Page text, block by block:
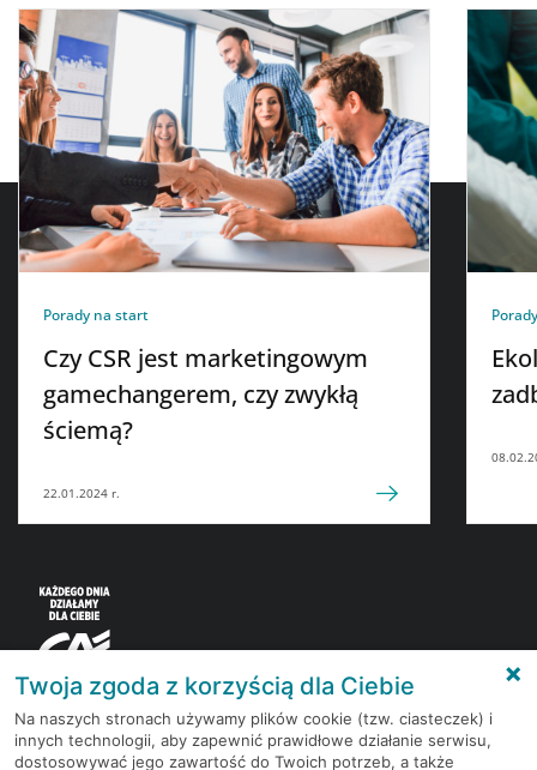
Porady na start
Czy CSR jest marketingowym
gamechangerem, czy zwykłą
ściemą?
22.01.2024 r.
Korzystaj z bezpłatnych materiałów, które
Twoja zgoda z korzyścią dla Ciebie
Na naszych stronach używamy plików cookie (tzw. ciasteczek) i
innych technologii, aby zapewnić prawidłowe działanie serwisu,
dostosowywać jego zawartość do Twoich potrzeb, a także